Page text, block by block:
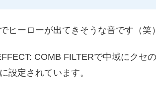
ヒーローが出てきそうな音です（笑）
COMB FILTERで中域にクセ
設定されています。